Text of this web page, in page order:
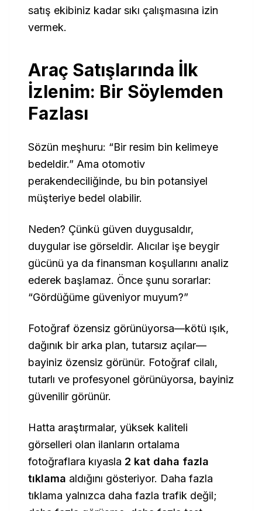
satış ekibiniz kadar sıkı çalışmasına izin
vermek.
Araç Satışlarında İlk
İzlenim: Bir Söylemden
Fazlası
Sözün meşhuru: “Bir resim bin kelimeye
bedeldir.” Ama otomotiv
perakendeciliğinde, bu bin potansiyel
müşteriye bedel olabilir.
Neden? Çünkü güven duygusaldır,
duygular ise görseldir. Alıcılar işe beygir
gücünü ya da finansman koşullarını analiz
ederek başlamaz. Önce şunu sorarlar:
“Gördüğüme güveniyor muyum?”
Fotoğraf özensiz görünüyorsa—kötü ışık,
dağınık bir arka plan, tutarsız açılar—
bayiniz özensiz görünür. Fotoğraf cilalı,
tutarlı ve profesyonel görünüyorsa, bayiniz
güvenilir görünür.
Hatta araştırmalar, yüksek kaliteli
görselleri olan ilanların ortalama
fotoğraflara kıyasla 2 kat daha fazla
tıklama aldığını gösteriyor. Daha fazla
tıklama yalnızca daha fazla trafik değil;